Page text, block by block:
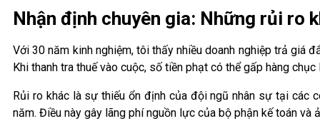
Nhận định chuyên gia: Những rủi ro
Với 30 năm kinh nghiệm, tôi thấy nhiều doanh nghiệp trả giá
Khi thanh tra thuế vào cuộc, số tiền phạt có thể gấp hàng
Rủi ro khác là sự thiếu ổn định của đội ngũ nhân sự tại các
năm. Điều này gây lãng phí nguồn lực của bộ phận kế toán và